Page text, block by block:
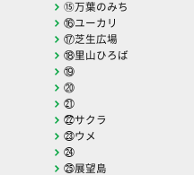
⑮万葉のみち
⑯ユーカリ
⑰芝生広場
⑱里山ひろば
⑲
⑳
㉑
㉒サクラ
㉓ウメ
㉔
㉕展望島